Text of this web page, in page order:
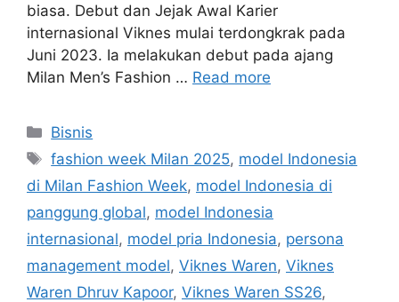
biasa. Debut dan Jejak Awal Karier
internasional Viknes mulai terdongkrak pada
Juni 2023. Ia melakukan debut pada ajang
Milan Men’s Fashion … Read more
Categories
Bisnis
Tags
fashion week Milan 2025, model Indonesia
di Milan Fashion Week, model Indonesia di
panggung global, model Indonesia
internasional, model pria Indonesia, persona
management model, Viknes Waren, Viknes
Waren Dhruv Kapoor, Viknes Waren SS26,